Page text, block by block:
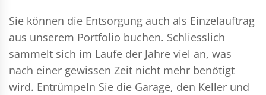
Sie können die Entsorgung auch als Einzelauftrag
aus unserem Portfolio buchen. Schliesslich
sammelt sich im Laufe der Jahre viel an, was
nach einer gewissen Zeit nicht mehr benötigt
wird. Entrümpeln Sie die Garage, den Keller und